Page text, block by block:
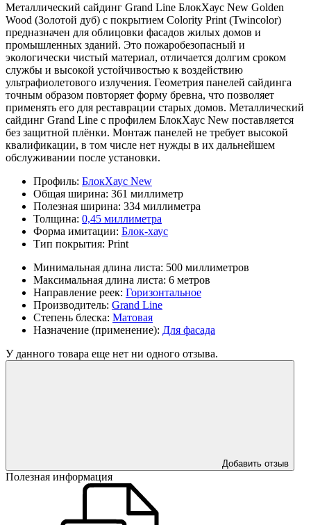
Металлический сайдинг Grand Line БлокХаус New Golden
Wood (Золотой дуб) с покрытием Colority Print (Twincolor)
предназначен для облицовки фасадов жилых домов и
промышленных зданий. Это пожаробезопасный и
экологически чистый материал, отличается долгим сроком
службы и высокой устойчивостью к воздействию
ультрафиолетового излучения. Геометрия панелей сайдинга
точным образом повторяет форму бревна, что позволяет
применять его для реставрации старых домов. Металлический
сайдинг Grand Line с профилем БлокХаус New поставляется
без защитной плёнки. Монтаж панелей не требует высокой
квалификации, в том числе нет нужды в их дальнейшем
обслуживании после установки.
Профиль: БлокХаус New
Общая ширина: 361 миллиметр
Полезная ширина: 334 миллиметра
Толщина: 0,45 миллиметра
Форма имитации: Блок-хаус
Тип покрытия: Print
Минимальная длина листа: 500 миллиметров
Максимальная длина листа: 6 метров
Направление реек: Горизонтальное
Производитель: Grand Line
Степень блеска: Матовая
Назначение (применение): Для фасада
У данного товара еще нет ни одного отзыва.
Добавить отзыв
Полезная информация